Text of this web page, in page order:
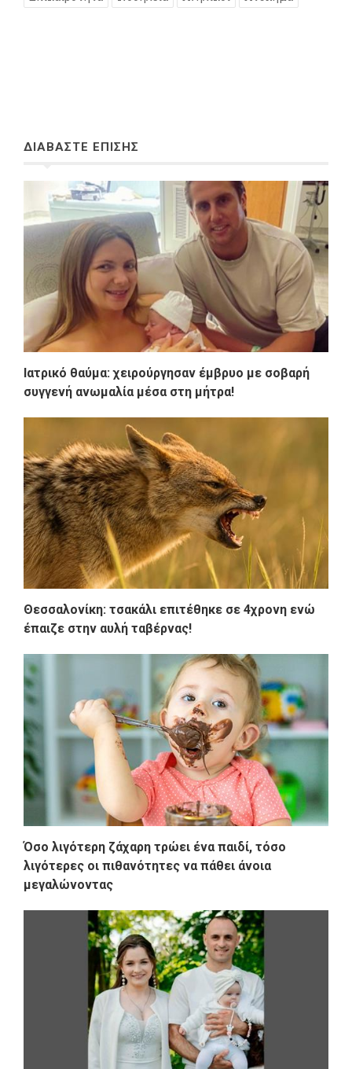
ΔΙΑΒΑΣΤΕ ΕΠΙΣΗΣ
Ιατρικό θαύμα: χειρούργησαν έμβρυο με σοβαρή
συγγενή ανωμαλία μέσα στη μήτρα!
Θεσσαλονίκη: τσακάλι επιτέθηκε σε 4χρονη ενώ
έπαιζε στην αυλή ταβέρνας!
Όσο λιγότερη ζάχαρη τρώει ένα παιδί, τόσο
λιγότερες οι πιθανότητες να πάθει άνοια
μεγαλώνοντας